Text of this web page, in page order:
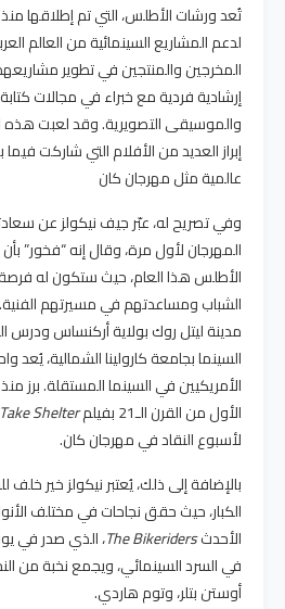
تُعد ورشات الأطلس، التي تم إطلاقها
لدعم المشاريع السينمائية من العالم
المخرجين والمنتجين في تطوير
إرشادية فردية مع خبراء في مجالات كتابة
والموسيقى التصويرية. وقد لعبت هذه
إبراز العديد من الأفلام التي شاركت
عالمية مثل مهرجان كان​
وفي تصريح له، عبّر جيف نيكولز عن
المهرجان لأول مرة، وقال إنه “فخور”
الأطلس هذا العام، حيث ستكون له
الشباب ومساعدتهم في مسيرتهم
مدينة ليتل روك بولاية أركنساس
السينما بجامعة كارولينا الشمالية، يُعد
الأمريكيين في السينما المستقلة. برز
الأول من القرن الـ21 بفيلم
Take Shelter
لأسبوع النقاد في مهرجان كان​.
بالإضافة إلى ذلك، يُعتبر نيكولز خير خلف
الكبار، حيث حقق نجاحات في مختلف
الأحدثThe Bikeriders
في السرد السينمائي، ويجمع نخبة من
أوستن بتلر، وتوم هاردي​.